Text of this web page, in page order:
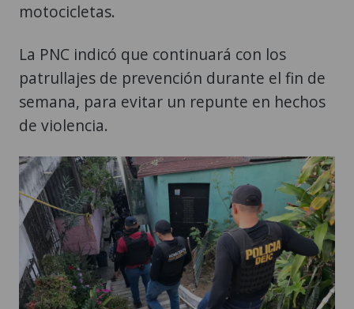
motocicletas.
La PNC indicó que continuará con los
patrullajes de prevención durante el fin de
semana, para evitar un repunte en hechos
de violencia.